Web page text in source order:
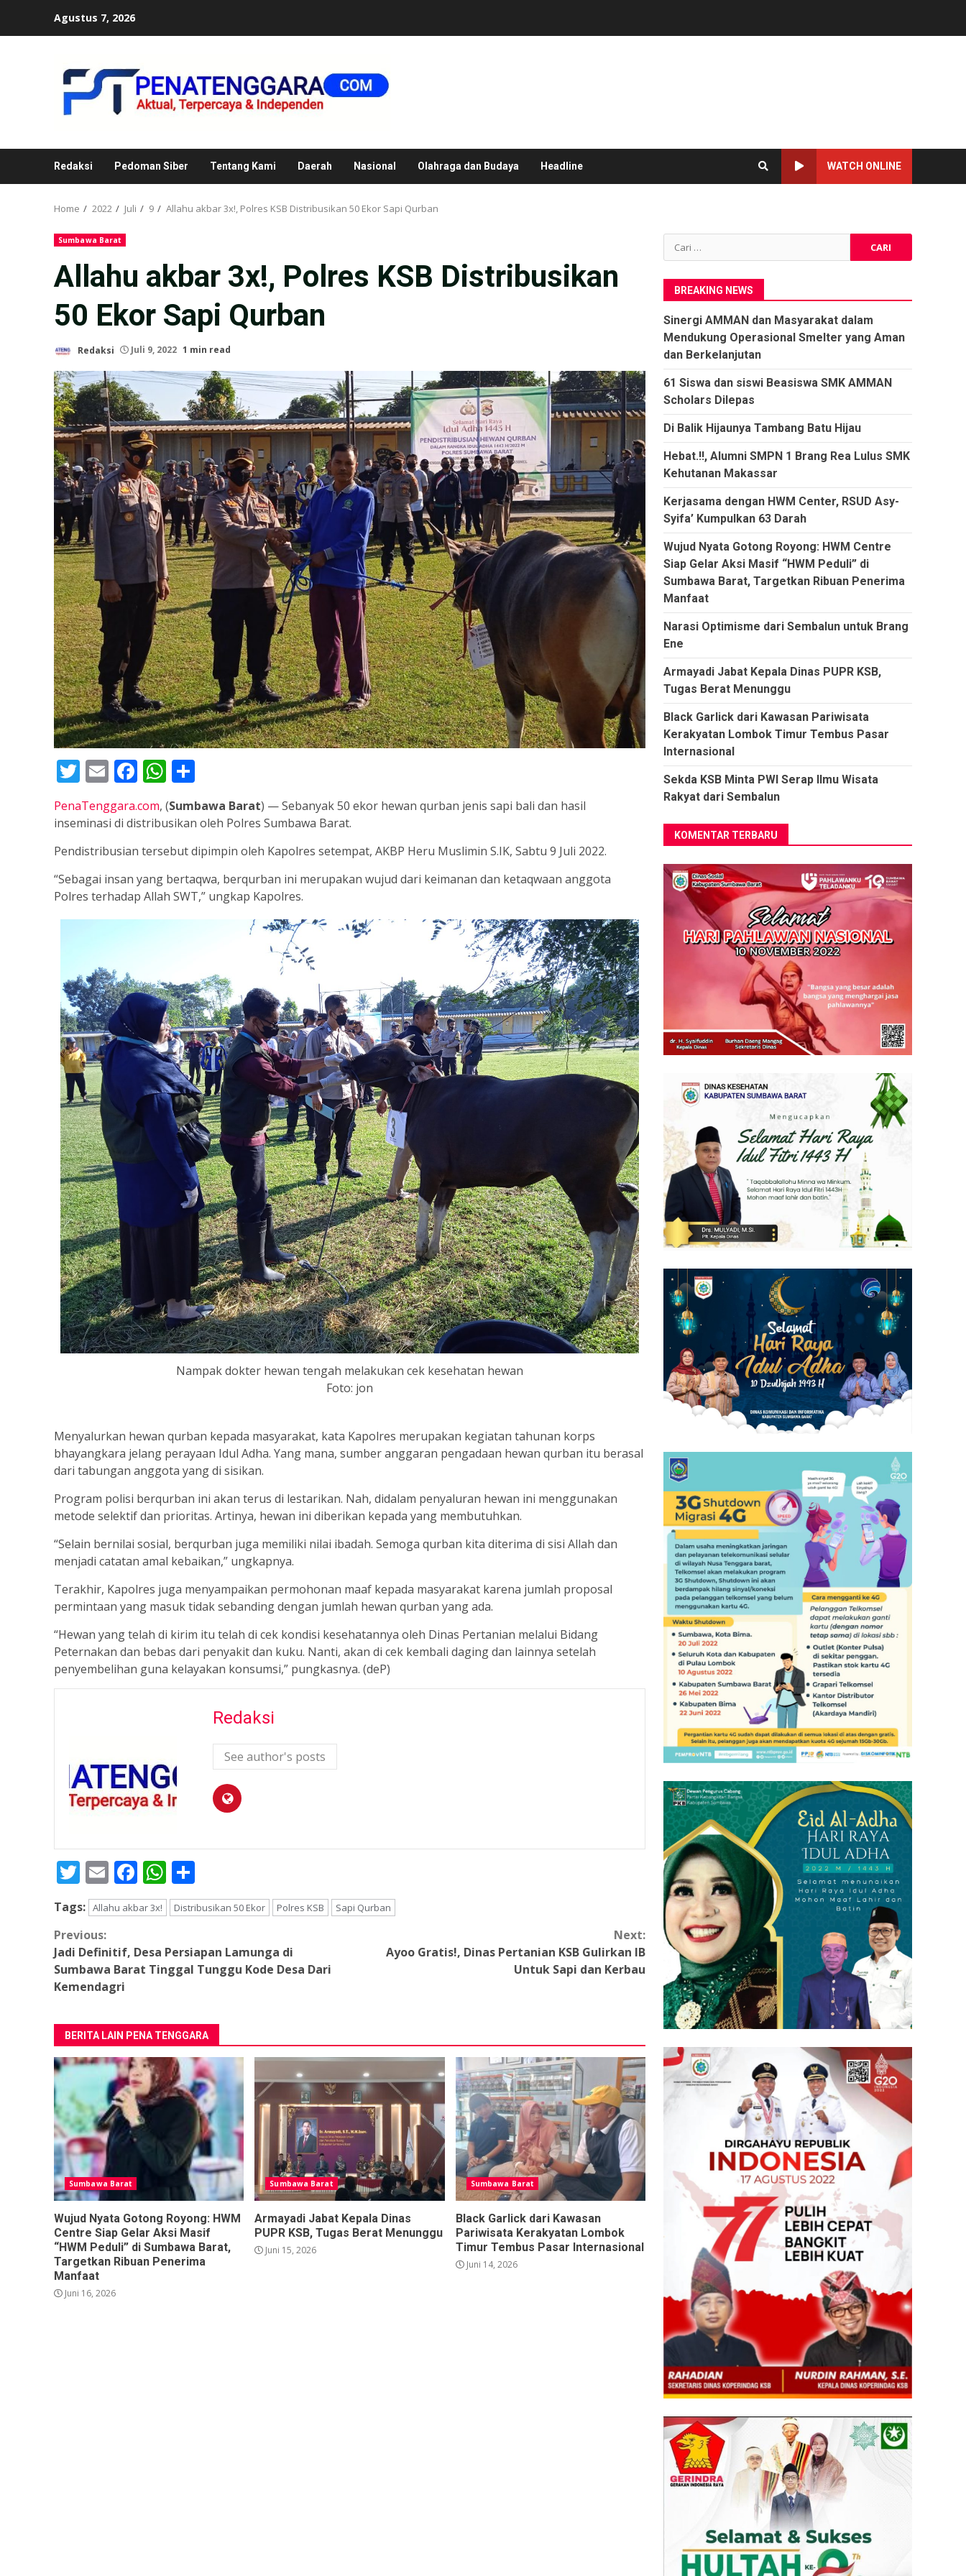
Agustus 7, 2026
Redaksi Pedoman Siber Tentang Kami Daerah Nasional Olahraga dan Budaya Headline WATCH ONLINE
Home 2022 Juli 9 Allahu akbar 3x!, Polres KSB Distribusikan 50 Ekor Sapi Qurban
Sumbawa Barat
Allahu akbar 3x!, Polres KSB Distribusikan
50 Ekor Sapi Qurban
Redaksi Juli 9, 2022 1 min read
Twitter
EmailFacebook
WhatsApp
PenaTenggara.com, (Sumbawa Barat) — Sebanyak 50 ekor hewan qurban jenis sapi bali dan hasil
inseminasi di distribusikan oleh Polres Sumbawa Barat.
Pendistribusian tersebut dipimpin oleh Kapolres setempat, AKBP Heru Muslimin S.IK, Sabtu 9 Juli 2022.
“Sebagai insan yang bertaqwa, berqurban ini merupakan wujud dari keimanan dan ketaqwaan anggota
Polres terhadap Allah SWT,” ungkap Kapolres.
Nampak dokter hewan tengah melakukan cek kesehatan hewan
Foto: jon
Menyalurkan hewan qurban kepada masyarakat, kata Kapolres merupakan kegiatan tahunan korps
bhayangkara jelang perayaan Idul Adha. Yang mana, sumber anggaran pengadaan hewan qurban itu berasal
dari tabungan anggota yang di sisikan.
Program polisi berqurban ini akan terus di lestarikan. Nah, didalam penyaluran hewan ini menggunakan
metode selektif dan prioritas. Artinya, hewan ini diberikan kepada yang membutuhkan.
“Selain bernilai sosial, berqurban juga memiliki nilai ibadah. Semoga qurban kita diterima di sisi Allah dan
menjadi catatan amal kebaikan,” ungkapnya.
Terakhir, Kapolres juga menyampaikan permohonan maaf kepada masyarakat karena jumlah proposal
permintaan yang masuk tidak sebanding dengan jumlah hewan qurban yang ada.
“Hewan yang telah di kirim itu telah di cek kondisi kesehatannya oleh Dinas Pertanian melalui Bidang
Peternakan dan bebas dari penyakit dan kuku. Nanti, akan di cek kembali daging dan lainnya setelah
penyembelihan guna kelayakan konsumsi,” pungkasnya. (deP)
Redaksi
See author's posts
Twitter
EmailFacebook
WhatsApp
Tags: Allahu akbar 3x! Distribusikan 50 Ekor Polres KSB Sapi Qurban
Continue
Reading
Previous:
Jadi Definitif, Desa Persiapan Lamunga di
Sumbawa Barat Tinggal Tunggu Kode Desa Dari
Kemendagri
Next:
Ayoo Gratis!, Dinas Pertanian KSB Gulirkan IB
Untuk Sapi dan Kerbau
BERITA LAIN PENA TENGGARA
Sumbawa Barat
Wujud Nyata Gotong Royong: HWM
Centre Siap Gelar Aksi Masif
“HWM Peduli” di Sumbawa Barat,
Targetkan Ribuan Penerima
Manfaat
Juni 16, 2026
Sumbawa Barat
Armayadi Jabat Kepala Dinas
PUPR KSB, Tugas Berat Menunggu
Juni 15, 2026
Sumbawa Barat
Black Garlick dari Kawasan
Pariwisata Kerakyatan Lombok
Timur Tembus Pasar Internasional
Juni 14, 2026
Cari
untuk:
BREAKING NEWS
Sinergi AMMAN dan Masyarakat dalam
Mendukung Operasional Smelter yang Aman
dan Berkelanjutan
61 Siswa dan siswi Beasiswa SMK AMMAN
Scholars Dilepas
Di Balik Hijaunya Tambang Batu Hijau
Hebat.!!, Alumni SMPN 1 Brang Rea Lulus SMK
Kehutanan Makassar
Kerjasama dengan HWM Center, RSUD Asy-
Syifa’ Kumpulkan 63 Darah
Wujud Nyata Gotong Royong: HWM Centre
Siap Gelar Aksi Masif “HWM Peduli” di
Sumbawa Barat, Targetkan Ribuan Penerima
Manfaat
Narasi Optimisme dari Sembalun untuk Brang
Ene
Armayadi Jabat Kepala Dinas PUPR KSB,
Tugas Berat Menunggu
Black Garlick dari Kawasan Pariwisata
Kerakyatan Lombok Timur Tembus Pasar
Internasional
Sekda KSB Minta PWI Serap Ilmu Wisata
Rakyat dari Sembalun
KOMENTAR TERBARU